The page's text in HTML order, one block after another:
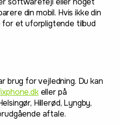
din mobil. Hvis ikke din
et uforpligtende tilbud
brug for vejledning. Du kan
eller på
Hillerød, Lyngby,
aftale.